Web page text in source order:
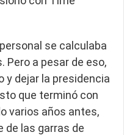
se calculaba
Pero a pesar de eso,
y dejar la presidencia
que terminó con
varios años antes,
de las garras de